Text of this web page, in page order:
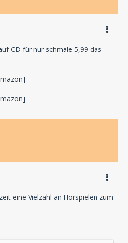
CD für nur schmale 5,99 das
eine Vielzahl an Hörspielen zum